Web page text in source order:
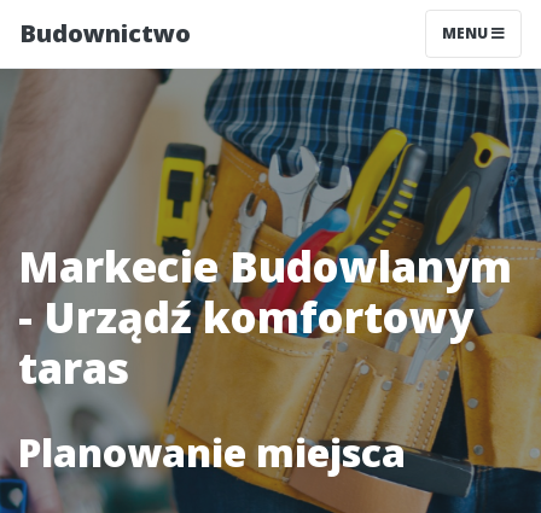
Budownictwo MENU
Markecie Budowlanym
- Urządź komfortowy
taras
Planowanie miejsca